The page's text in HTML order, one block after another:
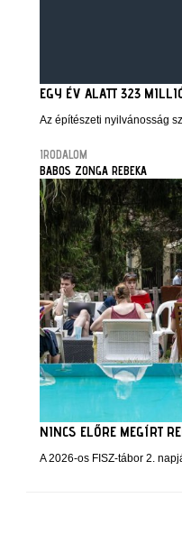
EGY ÉV ALATT 323
Az építészeti nyilvánosság
IRODALOM
BABOS ZONGA REBEKA
NINCS ELŐRE MEGÍRT
A 2026-os FISZ-tábor 2.